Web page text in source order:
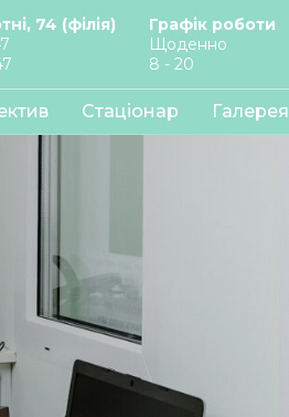
74 (філія)
Графік роботи
Щоденно
8 - 20
Стаціонар Галерея